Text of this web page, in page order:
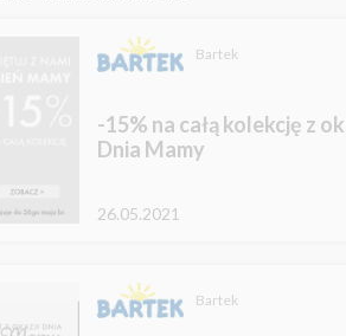
Bartek
-15% na całą kolekcję z
Dnia Mamy
26.05.2021
Bartek